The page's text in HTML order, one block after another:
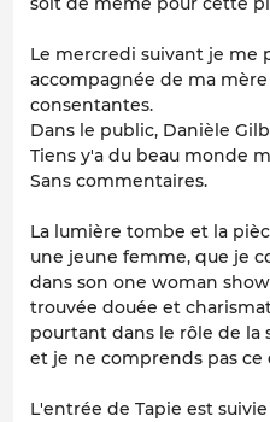
Le mercredi suivant je me
accompagnée de ma
consentantes.
Dans le public, Danièle
Tiens y'a du beau monde
Sans commentaires.
La lumière tombe et la
une jeune femme, que je
dans son one woman
trouvée douée et
pourtant dans le rôle de la
et je ne comprends pas ce
L'entrée de Tapie est